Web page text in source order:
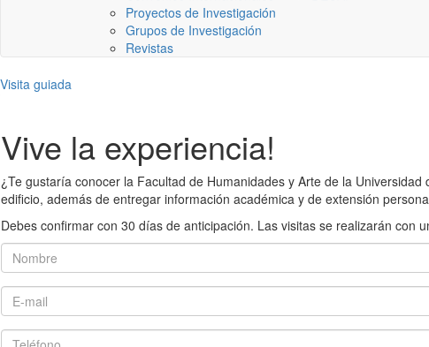
Proyectos de Investigación
Grupos de Investigación
Revistas
Visita guiada
Vive la experiencia!
¿Te gustaría conocer la Facultad de Humanidades y Arte de la
edificio, además de entregar información académica y de extensión
Debes confirmar con 30 días de anticipación. Las visitas se realizarán con
Nombre
E-mail
Teléfono